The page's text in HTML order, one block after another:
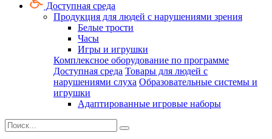
Доступная среда
Продукция для людей с нарушениями зрения
Белые трости
Часы
Игры и игрушки
Комплексное оборудование по программе
Доступная среда Товары для людей с
нарушениями слуха Образовательные системы и
игрушки
Адаптированные игровые наборы